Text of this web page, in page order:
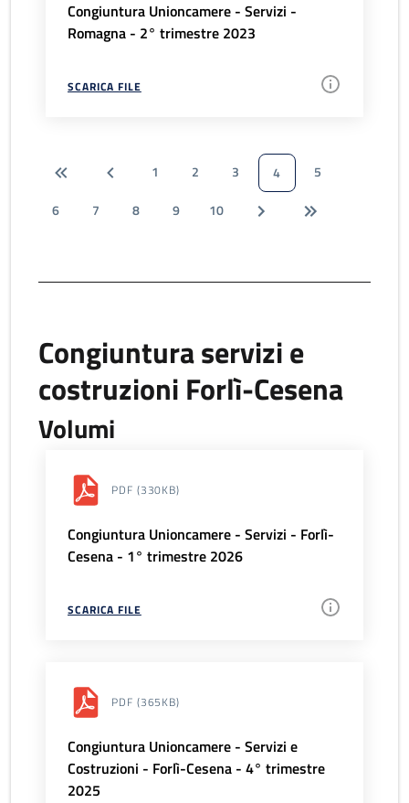
Congiuntura Unioncamere - Servizi -
Romagna - 2° trimestre 2023
SCARICA FILE
1 2 3 4
5
6
7 8 9 10
Congiuntura servizi e
costruzioni Forlì-Cesena
Volumi
PDF (330KB)
Congiuntura Unioncamere - Servizi - Forlì-
Cesena - 1° trimestre 2026
SCARICA FILE
PDF (365KB)
Congiuntura Unioncamere - Servizi e
Costruzioni - Forlì-Cesena - 4° trimestre
2025